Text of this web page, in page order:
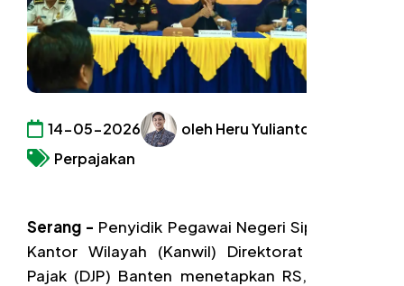
14-05-2026
oleh Heru Yulianto
Perpajakan
Serang - Penyidik Pegawai Negeri Sipil (PPNS)
Kantor Wilayah (Kanwil) Direktorat Jenderal
Pajak (DJP) Banten menetapkan RS, CX, GM,